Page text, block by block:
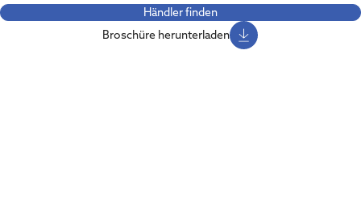
Händler finden
Broschüre herunterladen